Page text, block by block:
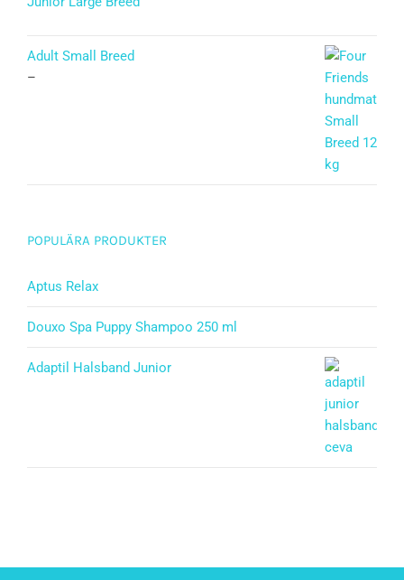
5.00av 5
Adult Small Breed
–
POPULÄRA PRODUKTER
Aptus Relax
Douxo Spa Puppy Shampoo 250 ml
Adaptil Halsband Junior